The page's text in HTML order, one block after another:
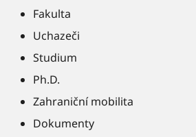
Fakulta
Uchazeči
Studium
Ph.D.
Zahraniční mobilita
Dokumenty